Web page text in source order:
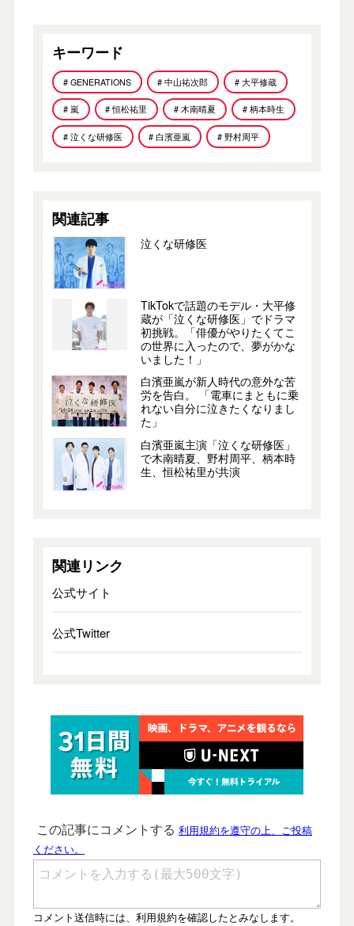
キーワード
# GENERATIONS # 中山祐次郎 # 大平修蔵
# 嵐 # 恒松祐里 # 木南晴夏 # 柄本時生
# 泣くな研修医 # 白濱亜嵐 # 野村周平
関連記事
泣くな研修医
TikTokで話題のモデル・大平修
蔵が「泣くな研修医」でドラマ
初挑戦。「俳優がやりたくてこ
の世界に入ったので、夢がかな
いました！」
白濱亜嵐が新人時代の意外な苦
労を告白。 「電車にまともに乗
れない自分に泣きたくなりまし
た」
白濱亜嵐主演「泣くな研修医」
で木南晴夏、野村周平、柄本時
生、恒松祐里が共演
関連リンク
公式サイト
公式Twitter